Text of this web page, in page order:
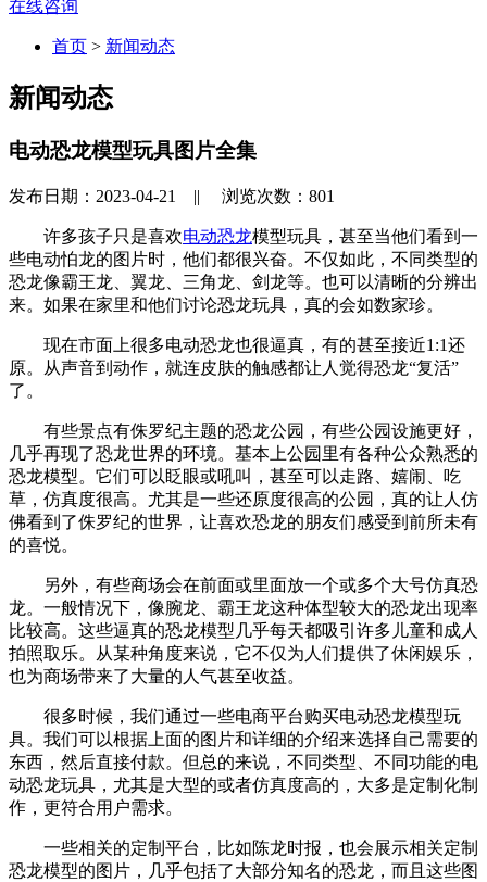
在线咨询
首页 > 新闻动态
新闻动态
电动恐龙模型玩具图片全集
发布日期：2023-04-21 || 浏览次数： 801
许多孩子只是喜欢电动恐龙模型玩具，甚至当他们看到一
些电动怕龙的图片时，他们都很兴奋。不仅如此，不同类型的
恐龙像霸王龙、翼龙、三角龙、剑龙等。也可以清晰的分辨出
来。如果在家里和他们讨论恐龙玩具，真的会如数家珍。
现在市面上很多电动恐龙也很逼真，有的甚至接近1:1还
原。从声音到动作，就连皮肤的触感都让人觉得恐龙“复活”
了。
有些景点有侏罗纪主题的恐龙公园，有些公园设施更好，
几乎再现了恐龙世界的环境。基本上公园里有各种公众熟悉的
恐龙模型。它们可以眨眼或吼叫，甚至可以走路、嬉闹、吃
草，仿真度很高。尤其是一些还原度很高的公园，真的让人仿
佛看到了侏罗纪的世界，让喜欢恐龙的朋友们感受到前所未有
的喜悦。
另外，有些商场会在前面或里面放一个或多个大号仿真恐
龙。一般情况下，像腕龙、霸王龙这种体型较大的恐龙出现率
比较高。这些逼真的恐龙模型几乎每天都吸引许多儿童和成人
拍照取乐。从某种角度来说，它不仅为人们提供了休闲娱乐，
也为商场带来了大量的人气甚至收益。
很多时候，我们通过一些电商平台购买电动恐龙模型玩
具。我们可以根据上面的图片和详细的介绍来选择自己需要的
东西，然后直接付款。但总的来说，不同类型、不同功能的电
动恐龙玩具，尤其是大型的或者仿真度高的，大多是定制化制
作，更符合用户需求。
一些相关的定制平台，比如陈龙时报，也会展示相关定制
恐龙模型的图片，几乎包括了大部分知名的恐龙，而且这些图